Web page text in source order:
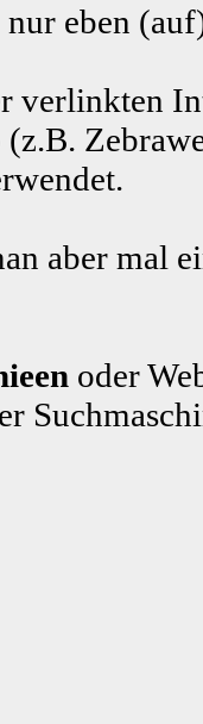
nur eben
verlinkten
aber mal
oder